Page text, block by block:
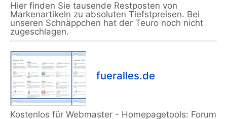
Hier finden Sie tausende Restposten von
Markenartikeln zu absoluten Tiefstpreisen. Bei
unseren Schnäppchen hat der Teuro noch nicht
zugeschlagen.
fueralles.de
Kostenlos für Webmaster - Homepagetools: Forum